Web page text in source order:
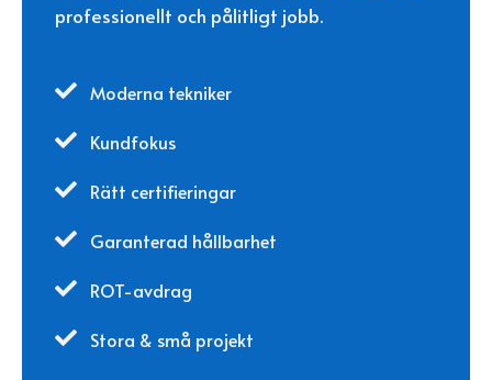
professionellt och pålitligt jobb.
 Moderna tekniker
 Kundfokus
 Rätt certifieringar
 Garanterad hållbarhet
 ROT-avdrag
 Stora & små projekt